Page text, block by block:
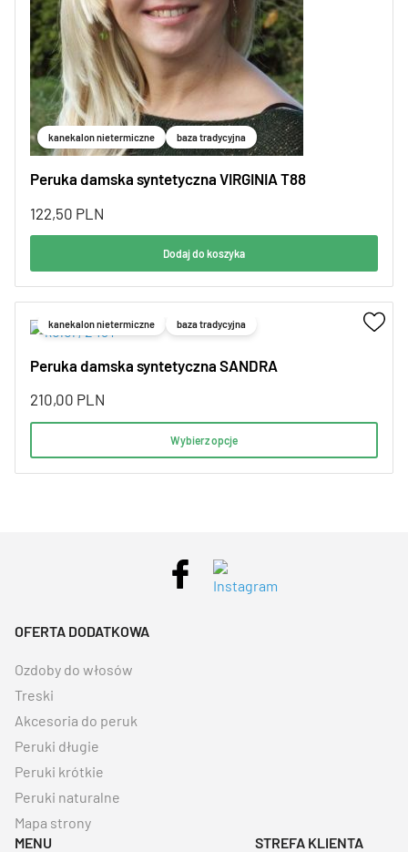
kanekalon nietermiczne baza tradycyjna
Peruka damska syntetyczna VIRGINIA T88
122,50 PLN
Dodaj do koszyka
kanekalon nietermiczne baza tradycyjna
Peruka damska syntetyczna SANDRA
210,00 PLN
Wybierz opcje
OFERTA DODATKOWA
Ozdoby do włosów
Treski
Akcesoria do peruk
Peruki długie
Peruki krótkie
Peruki naturalne
Mapa strony
MENU
STREFA KLIENTA